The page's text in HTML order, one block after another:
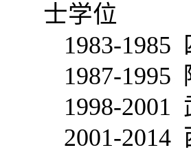
士学位
1983-1985
1987-1995
1998-2001
2001-2014